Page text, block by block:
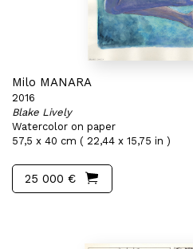
Milo MANARA
2016
Blake Lively
Watercolor on paper
57,5 x 40 cm ( 22,44 x 15,75 in )
25 000 €